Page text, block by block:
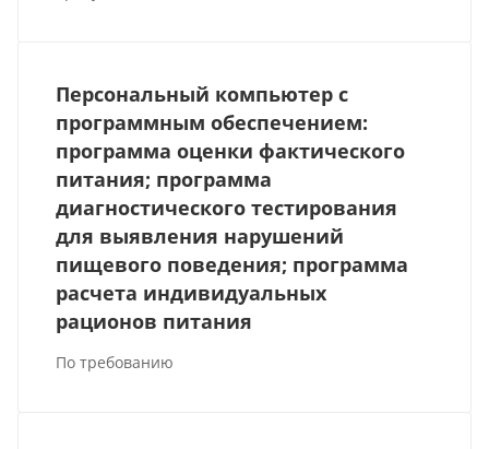
Персональный компьютер с
программным обеспечением:
программа оценки фактического
питания; программа
диагностического тестирования
для выявления нарушений
пищевого поведения; программа
расчета индивидуальных
рационов питания
По требованию